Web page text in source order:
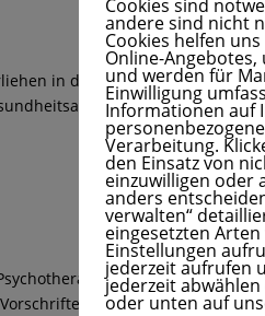
in der Bundesrepublik
Köln, Neumarkt 15-2,
in
finden Sie unter
Cookies sind
andere sind nicht
Cookies helfen
Online-
und werden für
Einwilligung
Informationen auf
Verarbeitung.
den Einsatz von
einzuwilligen oder
anders
verwalten“
eingesetzten
Einstellungen
jederzeit aufrufen
jederzeit
oder unten auf